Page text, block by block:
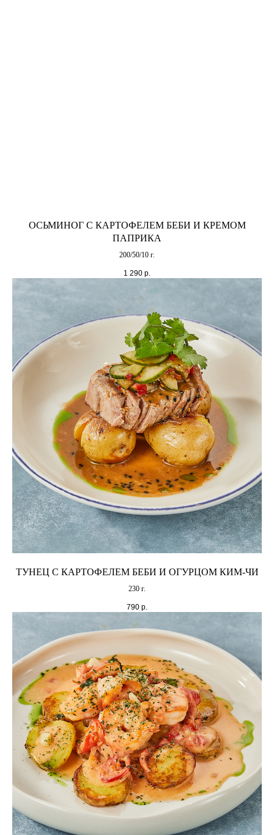
ОСЬМИНОГ С КАРТОФЕЛЕМ БЕБИ И КРЕМОМ
ПАПРИКА
200/50/10 г.
1 290 р.
ТУНЕЦ С КАРТОФЕЛЕМ БЕБИ И ОГУРЦОМ КИМ-ЧИ
230 г.
790 р.